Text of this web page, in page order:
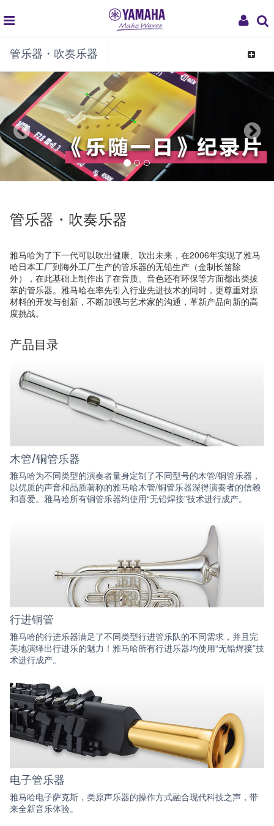
My
global
navigation
管乐器・吹奏乐器
Toggle
管乐器・吹奏乐器
雅马哈为了下一代可以吹出健康、吹出未来，在2006年实现了雅马
哈日本工厂到海外工厂生产的管乐器的无铅生产（金制长笛除
外），在此基础上制作出了在音质、音色还有环保等方面都出类拔
萃的管乐器。雅马哈在率先引入行业先进技术的同时，更尊重对原
材料的开发与创新，不断加强与艺术家的沟通，革新产品向新的高
度挑战。
产品目录
木管/铜管乐器
雅马哈为不同类型的演奏者量身定制了不同型号的木管/铜管乐器，
以优质的声音和品质著称的雅马哈木管/铜管乐器深得演奏者的信赖
和喜爱。雅马哈所有铜管乐器均使用“无铅焊接”技术进行成产。
行进铜管
雅马哈的行进乐器满足了不同类型行进管乐队的不同需求，并且完
美地演绎出行进乐的魅力！雅马哈所有行进乐器均使用“无铅焊接”技
术进行成产。
电子管乐器
雅马哈电子萨克斯，类原声乐器的操作方式融合现代科技之声，带
来全新音乐体验。